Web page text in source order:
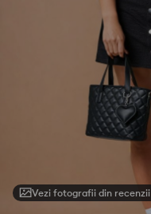
Vezi fotografii din recenzii